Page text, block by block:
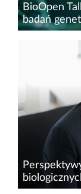
BioOpen
badań
Jeszcze
genomu
technologia
naszych
Tymczasem